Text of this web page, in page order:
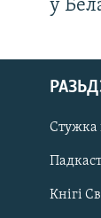
у
Стужка
Кнігі